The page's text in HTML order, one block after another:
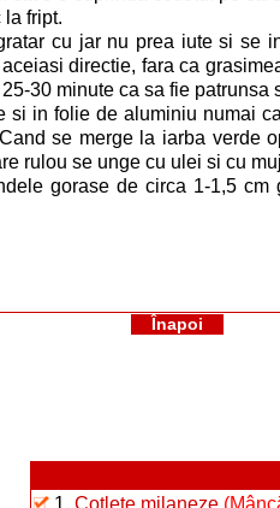
la fript.
cu jar nu prea iute si se
directie, fara ca
30 minute ca sa fie patrunsa
si in folie de aluminiu numai
se merge la iarba verde
rulou se unge cu ulei si cu
gorase de circa 1-1,5 cm
Înapoi
1. Cotlete milaneze